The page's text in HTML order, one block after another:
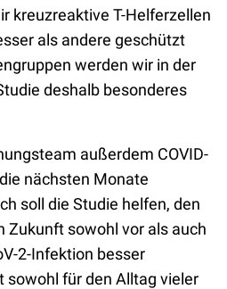
kreuzreaktive T-Helferzellen
als andere geschützt
werden wir in der
deshalb besonderes
außerdem COVID-
nächsten Monate
soll die Studie helfen, den
Zukunft sowohl vor als auch
2-Infektion besser
sowohl für den Alltag vieler